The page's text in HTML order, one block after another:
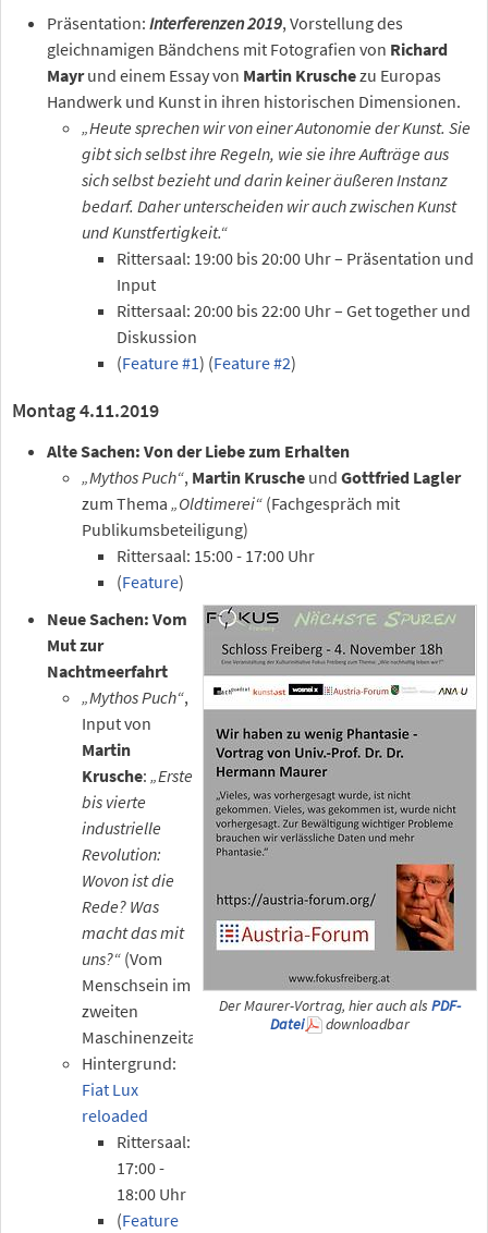
Präsentation: Interferenzen 2019, Vorstellung des
gleichnamigen Bändchens mit Fotografien von Richard
Mayrund einem Essay von Martin Kruschezu Europas
Handwerk und Kunst in ihren historischen Dimensionen.
„Heute sprechen wir von einer Autonomie der Kunst. Sie
gibt sich selbst ihre Regeln, wie sie ihre Aufträge aus
sich selbst bezieht und darin keiner äußeren Instanz
bedarf. Daher unterscheiden wir auch zwischen Kunst
und Kunstfertigkeit.“
Rittersaal: 19:00 bis 20:00 Uhr – Präsentation und
Input
Rittersaal: 20:00 bis 22:00 Uhr – Get together und
Diskussion
(Feature #1) (Feature #2)
Montag 4.11.2019
Alte Sachen: Von der Liebe zum Erhalten
„Mythos Puch“, Martin Krusche und Gottfried Lagler
zum Thema „Oldtimerei“ (Fachgespräch mit
Publikumsbeteiligung)
Rittersaal: 15:00 - 17:00 Uhr
(Feature)
Der Maurer-Vortrag, hier auch als PDF-
Datei
downloadbar
Neue Sachen: Vom
Mut zur
Nachtmeerfahrt
„Mythos Puch“,
Input von
Martin
Krusche: „Erste
bis vierte
industrielle
Revolution:
Wovon ist die
Rede? Was
macht das mit
uns?“ (Vom
Menschsein im
zweiten
Maschinenzeitalter)
Hintergrund:
Fiat Lux
reloaded
Rittersaal:
17:00 -
18:00 Uhr
(Feature